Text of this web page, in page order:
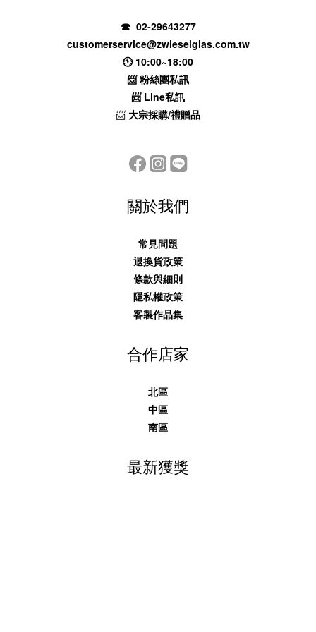
☎ 02-29643277
customerservice@zwieselglas.com.tw
🕚 10:00~18:00
📨粉絲團私訊
📨 Line私訊
📨 大宗採購/禮贈品
關於我們
常見問題
退換貨政策
條款與細則
隱私權政策
客製作品集
合作店家
北區
中區
南區
最新獲獎